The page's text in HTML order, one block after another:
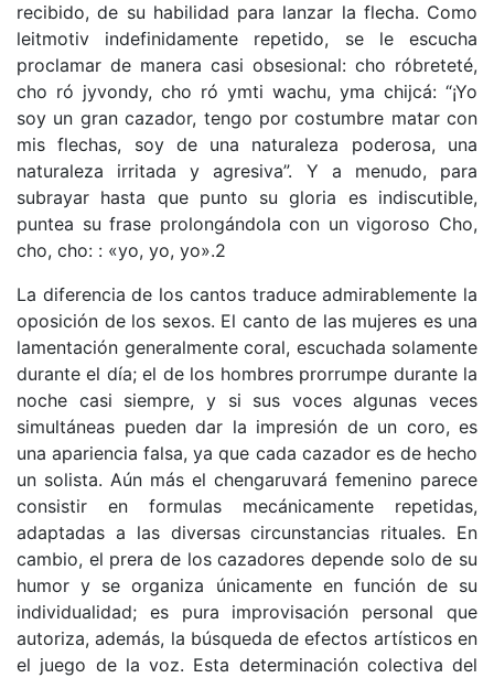
recibido, de su habilidad para lanzar la flecha. Como
leitmotiv indefinidamente repetido, se le escucha
proclamar de manera casi obsesional: cho róbreteté,
cho ró jyvondy, cho ró ymti wachu, yma chijcá: “¡Yo
soy un gran cazador, tengo por costumbre matar con
mis flechas, soy de una naturaleza poderosa, una
naturaleza irritada y agresiva”. Y a menudo, para
subrayar hasta que punto su gloria es indiscutible,
puntea su frase prolongándola con un vigoroso Cho,
cho, cho: : «yo, yo, yo».2
La diferencia de los cantos traduce admirablemente la
oposición de los sexos. El canto de las mujeres es una
lamentación generalmente coral, escuchada solamente
durante el día; el de los hombres prorrumpe durante la
noche casi siempre, y si sus voces algunas veces
simultáneas pueden dar la impresión de un coro, es
una apariencia falsa, ya que cada cazador es de hecho
un solista. Aún más el chengaruvará femenino parece
consistir en formulas mecánicamente repetidas,
adaptadas a las diversas circunstancias rituales. En
cambio, el prera de los cazadores depende solo de su
humor y se organiza únicamente en función de su
individualidad; es pura improvisación personal que
autoriza, además, la búsqueda de efectos artísticos en
el juego de la voz. Esta determinación colectiva del